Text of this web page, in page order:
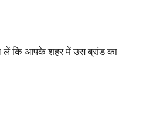
कि आपके शहर में उस ब्रांड का